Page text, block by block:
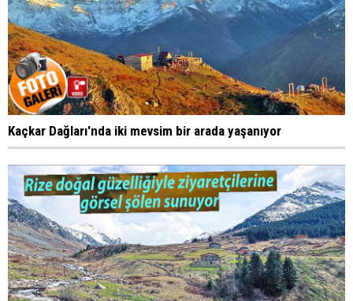
Kaçkar Dağları'nda iki mevsim bir arada yaşanıyor